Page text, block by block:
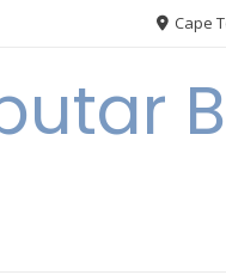
Cape